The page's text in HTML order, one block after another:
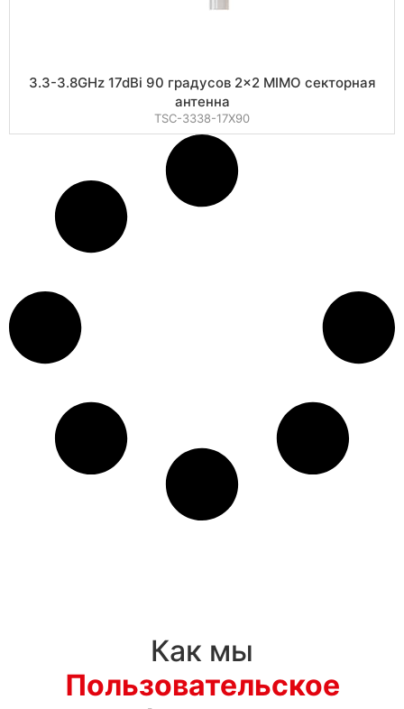
3.3-3.8GHz 17dBi 90 градусов 2×2 MIMO секторная
антенна
TSC-3338-17X90
Как мы
Пользовательское